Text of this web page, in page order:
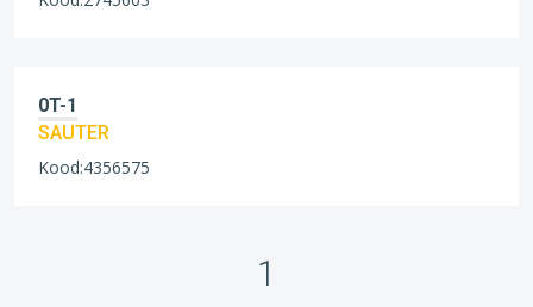
0T-1
SAUTER
Kood:4356575
1